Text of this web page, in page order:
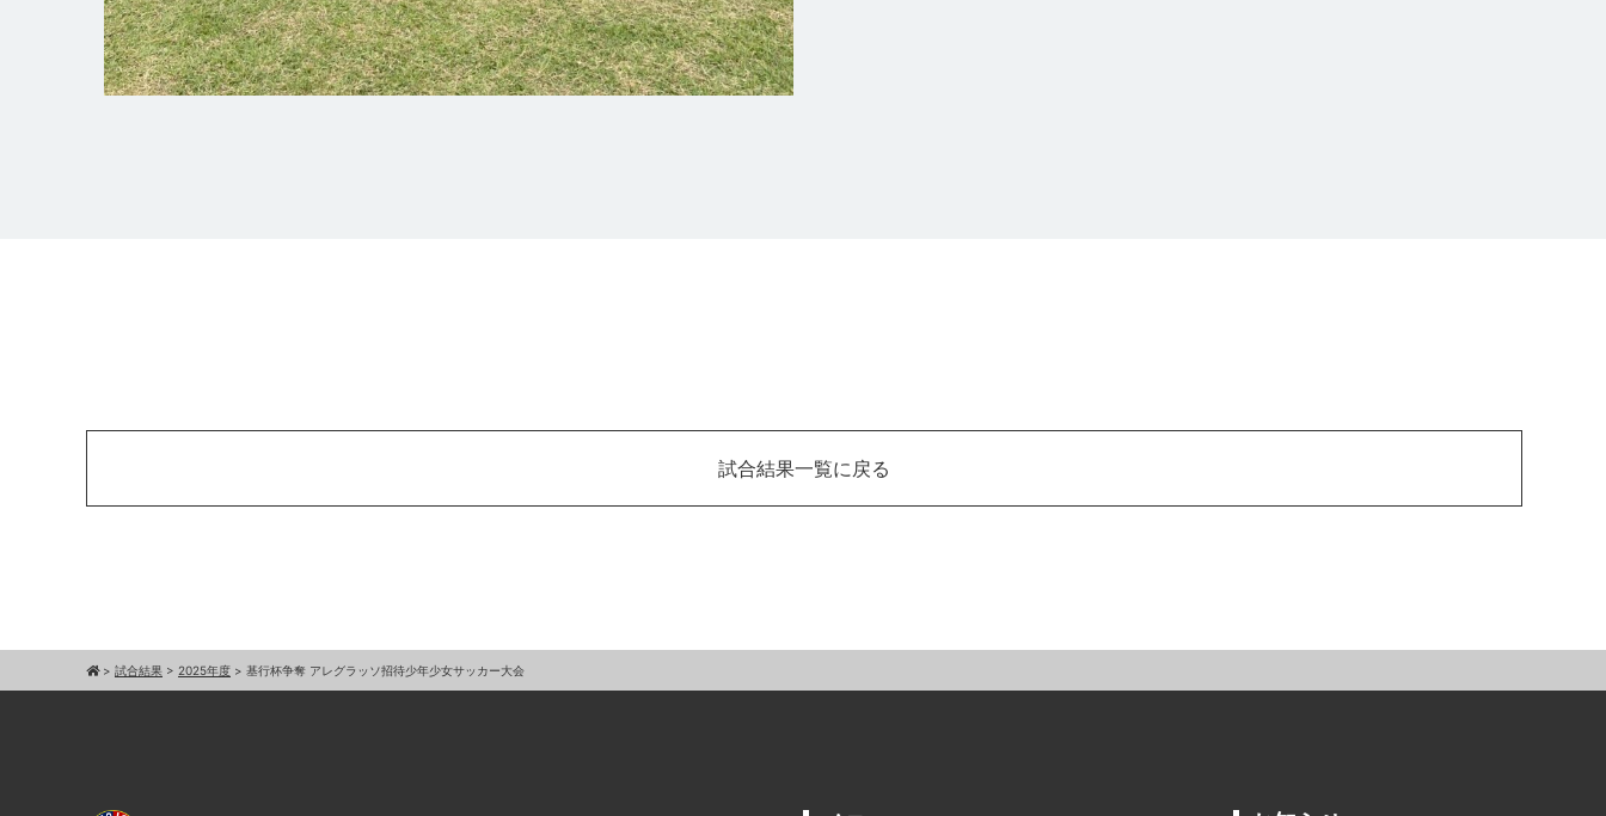
試合結果一覧に戻る
> 試合結果 > 2025年度 > 基⾏杯争奪 アレグラッソ招待少年少⼥サッカー⼤会